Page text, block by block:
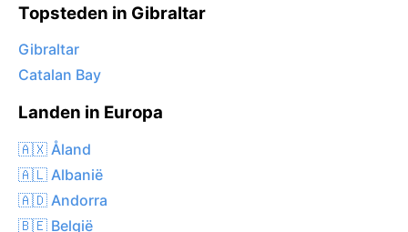
Topsteden in Gibraltar
Gibraltar
Catalan Bay
Landen in Europa
🇦🇽 Åland
🇦🇱 Albanië
🇦🇩 Andorra
🇧🇪 België